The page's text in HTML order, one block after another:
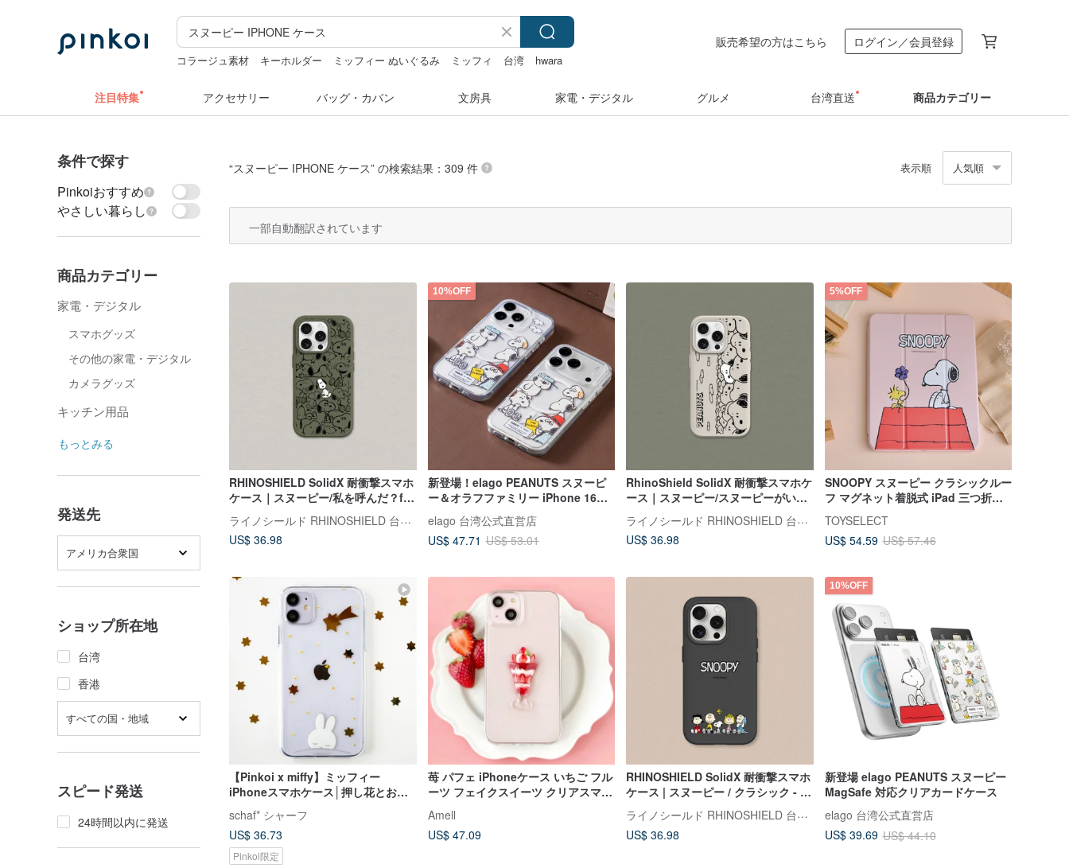
コラージュ素材 キーホルダー ミッフィー ぬいぐるみ ミッフィ 台湾
hwara
販売希望の方はこちら ログイン／会員登録
注目特集 アクセサリー バッグ・カバン 文房具 家電・デジタル グルメ 台湾直送 商品カテゴリー
条件で探す
Pinkoiおすすめ
やさしい暮らし
商品カテゴリー
家電・デジタル
スマホグッズ
その他の家電・デジタル
カメラグッズ
キッチン用品
もっとみる
発送先
アメリカ合衆国
ショップ所在地
台湾
香港
すべての国・地域
スピード発送
24時間以内に発送
“スヌーピー IPHONE ケース” の検索結果：309 件 表示順 人気順
一部自動翻訳されています
RHINOSHIELD SolidX 耐衝撃スマホ
ケース｜スヌーピー/私を呼んだ？for
ライノシールド RHINOSHIELD 台湾公式ストア
US$ 36.98
10%OFF
新登場！elago PEANUTS スヌーピ
ー＆オラフファミリー iPhone 16
MagSafe 対応 耐衝撃ケース
elago 台湾公式直営店
US$ 47.71 US$ 53.01
RhinoShield SolidX 耐衝撃スマホケ
ース｜スヌーピー/スヌーピーがいっ
ライノシールド RHINOSHIELD 台湾公式ストア
US$ 36.98
5%OFF
SNOOPY スヌーピー クラシックルー
フ マグネット着脱式 iPad 三つ折り
TOYSELECT
US$ 54.59 US$ 57.46
【Pinkoi x miffy】ミッフィー
iPhoneスマホケース│押し花とお星
schaf* シャーフ
US$ 36.73
Pinkoi限定
苺 パフェ iPhoneケース いちご フル
ーツ フェイクスイーツ クリアスマホ
Amell
US$ 47.09
RHINOSHIELD SolidX 耐衝撃スマホ
ケース | スヌーピー / クラシック - ス
ライノシールド RHINOSHIELD 台湾公式ストア
US$ 36.98
10%OFF
新登場 elago PEANUTS スヌーピー
MagSafe 対応クリアカードケース
elago 台湾公式直営店
US$ 39.69 US$ 44.10